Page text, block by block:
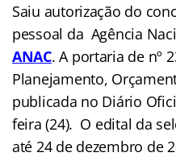
Saiu autorização do
pessoal da Agência
ANAC. A portaria de nº
Planejamento,
publicada no Diário
feira (24). O edital da
até 24 de dezembro de